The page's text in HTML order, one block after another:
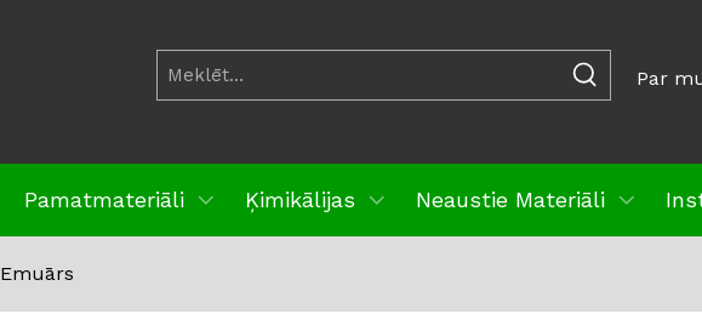
Par
Pamatmateriāli Ķimikālijas Neaustie Materiāli
Emuārs